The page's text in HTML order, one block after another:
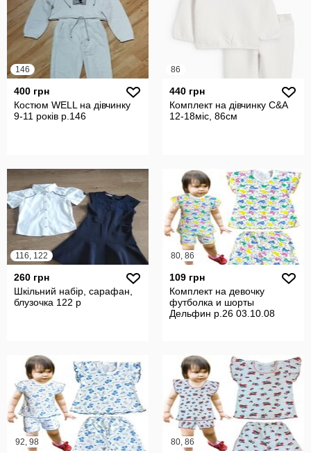
146
400 грн
Костюм WELL на дівчинку
9-11 років р.146
86
440 грн
Комплект на дівчинку C&A
12-18міс, 86см
116, 122
260 грн
Шкільний набір, сарафан,
блузочка 122 р
80, 86
109 грн
Комплект на девочку
футболка и шорты
Дельфин р.26 03.10.08
92, 98 80, 86